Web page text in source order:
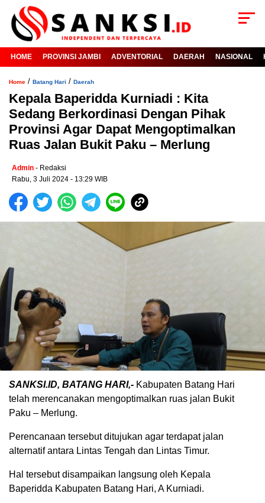
HOME PROVINSI JAMBI ADVENTORIAL DAERAH NASIONAL
Home / Batang Hari / Daerah
Kepala Baperidda Kurniadi : Kita
Sedang Berkordinasi Dengan Pihak
Provinsi Agar Dapat Mengoptimalkan
Ruas Jalan Bukit Paku – Merlung
Admin - Redaksi
Rabu, 3 Juli 2024 - 13:29 WIB
SANKSI.ID, BATANG HARI,- Kabupaten Batang Hari
telah merencanakan mengoptimalkan ruas jalan Bukit
Paku – Merlung.
Perencanaan tersebut ditujukan agar terdapat jalan
alternatif antara Lintas Tengah dan Lintas Timur.
Hal tersebut disampaikan langsung oleh Kepala
Baperidda Kabupaten Batang Hari, A Kurniadi.